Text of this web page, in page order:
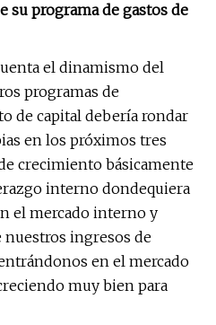
su programa de gastos de
el dinamismo del
programas de
de capital debería rondar
en los próximos tres
crecimiento básicamente
interno dondequiera
el mercado interno y
ingresos de
en el mercado
muy bien para